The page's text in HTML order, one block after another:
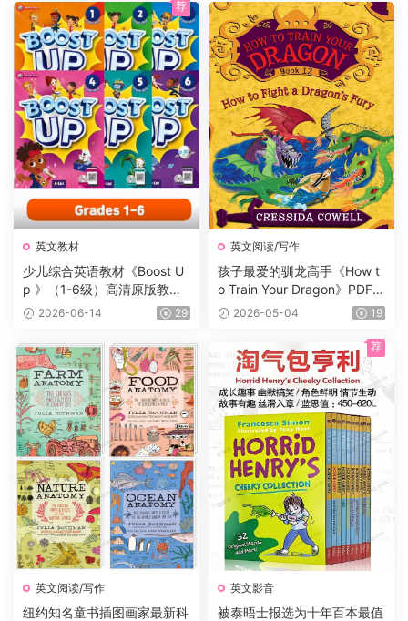
英文教材
少儿综合英语教材《Boost U
p 》（1-6级）高清原版教
材，学生书+课本答案试题
2026-06-14 29
荐
英文阅读/写作
孩子最爱的驯龙高手《How t
o Train Your Dragon》PDF书
籍12册+电子书及音频+3册漫
2026-05-04 19
英文阅读/写作
纽约知名童书插图画家最新科
英文影音
被泰晤士报选为十年百本最值
荐